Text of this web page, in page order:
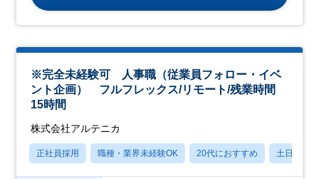
※完全未経験可 人事職（従業員フォロー・イベ
ント企画） フルフレックス/リモート/残業時間
15時間
株式会社アルテニカ
正社員採用 職種・業界未経験OK 20代におすすめ 土日祝休み